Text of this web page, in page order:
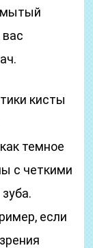
кисты
темное
с четкими
если